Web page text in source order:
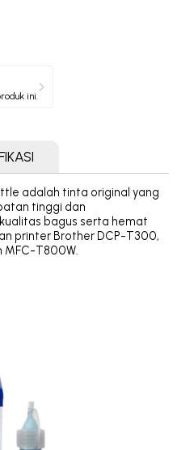
ini.
adalah tinta original yang
tinggi dan
bagus serta hemat
printer Brother DCP-T300,
MFC-T800W.